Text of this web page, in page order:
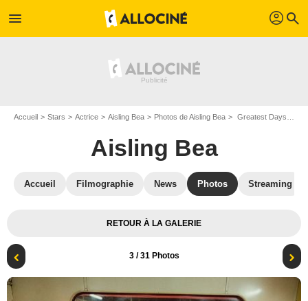
menu profil search
Accueil Stars Actrice Aisling Bea Photos de Aisling Bea Greatest Days : Photo Alice Lowe, Aisling Bea, Amaka Okafor, Jayde Adams
Aisling Bea
Accueil Filmographie News Photos Streaming
RETOUR À LA GALERIE
3/ 31 Photos